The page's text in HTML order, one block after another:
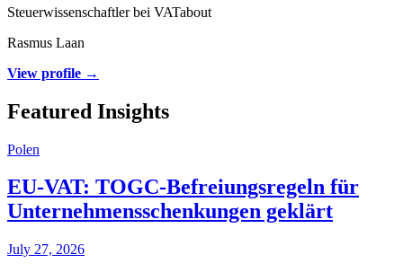
Steuerwissenschaftler bei VATabout
Rasmus Laan
View profile →
Featured Insights
Polen
EU-VAT: TOGC-Befreiungsregeln für
Unternehmensschenkungen geklärt
July 27, 2026